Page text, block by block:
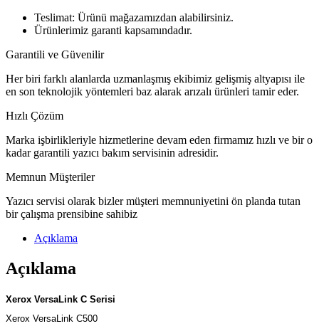
Teslimat: Ürünü mağazamızdan alabilirsiniz.
Ürünlerimiz garanti kapsamındadır.
Garantili ve Güvenilir
Her biri farklı alanlarda uzmanlaşmış ekibimiz gelişmiş altyapısı ile
en son teknolojik yöntemleri baz alarak arızalı ürünleri tamir eder.
Hızlı Çözüm
Marka işbirlikleriyle hizmetlerine devam eden firmamız hızlı ve bir o
kadar garantili yazıcı bakım servisinin adresidir.
Memnun Müşteriler
Yazıcı servisi olarak bizler müşteri memnuniyetini ön planda tutan
bir çalışma prensibine sahibiz
Açıklama
Açıklama
Xerox VersaLink C Serisi
Xerox VersaLink C500